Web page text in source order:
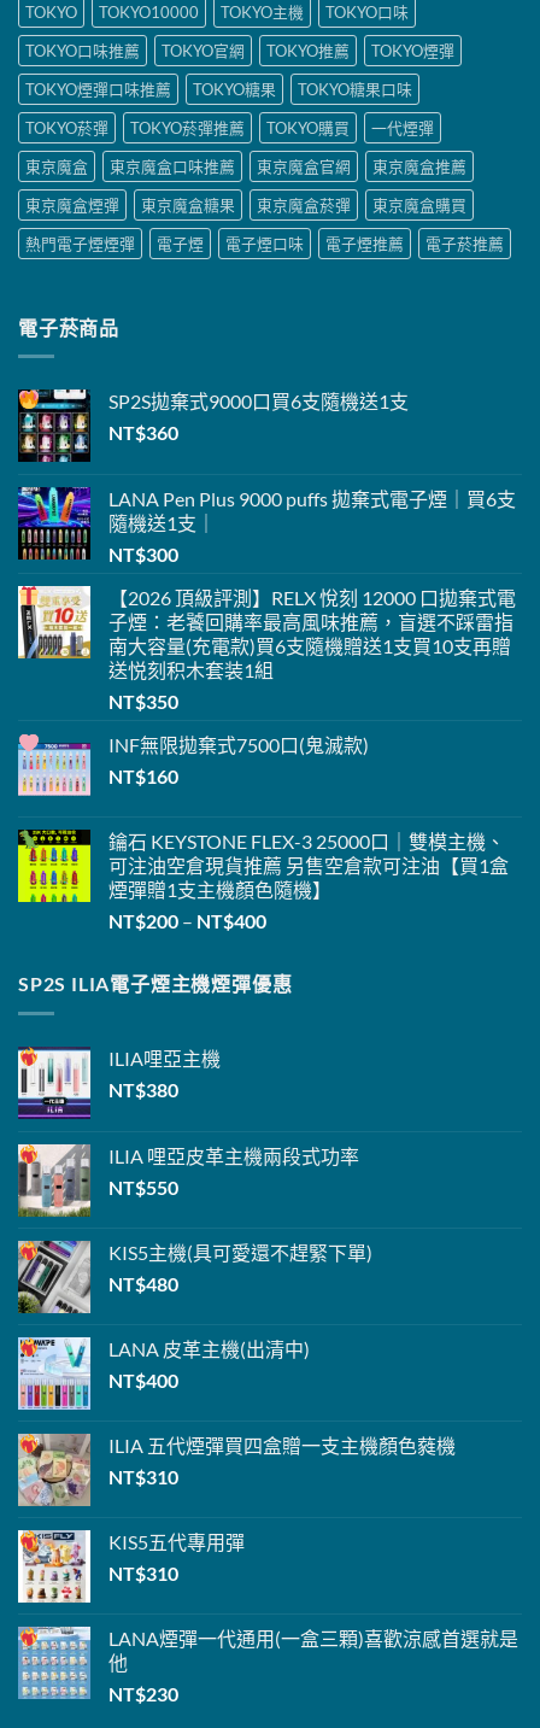
TOKYO
TOKYO10000 TOKYO主機
TOKYO口味
TOKYO口味推薦
TOKYO官網 TOKYO推薦
TOKYO煙彈
TOKYO煙彈口味推薦
TOKYO糖果
TOKYO糖果口味
TOKYO菸彈
TOKYO菸彈推薦 TOKYO購買
一代煙彈
東京魔盒
東京魔盒口味推薦 東京魔盒官網
東京魔盒推薦
東京魔盒煙彈
東京魔盒糖果 東京魔盒菸彈
東京魔盒購買
熱門電子煙煙彈
電子煙 電子煙口味 電子煙推薦 電子菸推薦
電子菸商品
SP2S拋棄式9000口買6支隨機送1支
NT$360
LANA Pen Plus 9000 puffs 拋棄式電子煙｜買6支
隨機送1支｜
NT$300
【2026 頂級評測】RELX 悅刻 12000 口拋棄式電
子煙：老饕回購率最高風味推薦，盲選不踩雷指
南大容量(充電款)買6支隨機贈送1支買10支再贈
送悦刻积木套装1組
NT$350
INF無限拋棄式7500口(鬼滅款)
NT$160
鑰石 KEYSTONE FLEX-3 25000口｜雙模主機、
可注油空倉現貨推薦 另售空倉款可注油【買1盒
煙彈贈1支主機顏色隨機】
NT$200 – NT$400價
範
圍：
SP2S ILIA電子煙主機煙彈優惠
ILIA哩亞主機
NT$380
ILIA 哩亞皮革主機兩段式功率
NT$550
KIS5主機(具可愛還不趕緊下單)
NT$480
LANA 皮革主機(出清中)
NT$400
ILIA 五代煙彈買四盒贈一支主機顏色蕤機
NT$310
KIS5五代專用彈
NT$310
LANA煙彈一代通用(一盒三顆)喜歡涼感首選就是
他
NT$230